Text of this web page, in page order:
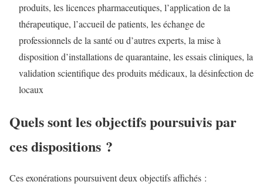
produits, les licences pharmaceutiques, l’application de la
thérapeutique, l’accueil de patients, les échange de
professionnels de la santé ou d’autres experts, la mise à
disposition d’installations de quarantaine, les essais cliniques, la
validation scientifique des produits médicaux, la désinfection de
locaux
Quels sont les objectifs poursuivis par
ces dispositions ?
Ces exonérations poursuivent deux objectifs affichés :